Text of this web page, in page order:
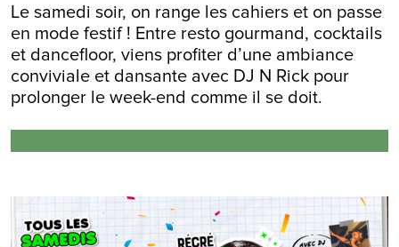
Le samedi soir, on range les cahiers et on passe
en mode festif ! Entre resto gourmand, cocktails
et dancefloor, viens profiter d’une ambiance
conviviale et dansante avec DJ N Rick pour
prolonger le week-end comme il se doit.